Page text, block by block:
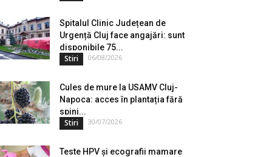
Spitalul Clinic Județean de
Urgență Cluj face angajări: sunt
disponibile 75...
Stiri 06/08/2026
Cules de mure la USAMV Cluj-
Napoca: acces în plantația fără
spini...
Stiri 30/07/2026
Teste HPV și ecografii mamare